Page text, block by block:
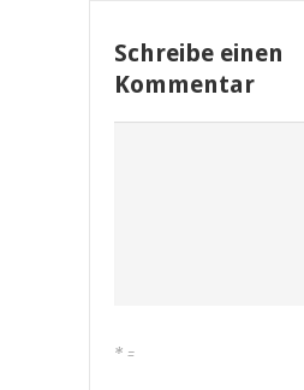
Schreibe einen
Kommentar
* =